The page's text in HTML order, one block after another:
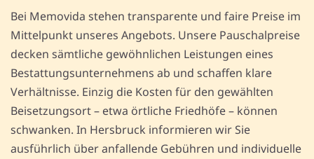
Bei Memovida stehen transparente und faire Preise im
Mittelpunkt unseres Angebots. Unsere Pauschalpreise
decken sämtliche gewöhnlichen Leistungen eines
Bestattungsunternehmens ab und schaffen klare
Verhältnisse. Einzig die Kosten für den gewählten
Beisetzungsort – etwa örtliche Friedhöfe – können
schwanken. In Hersbruck informieren wir Sie
ausführlich über anfallende Gebühren und individuelle